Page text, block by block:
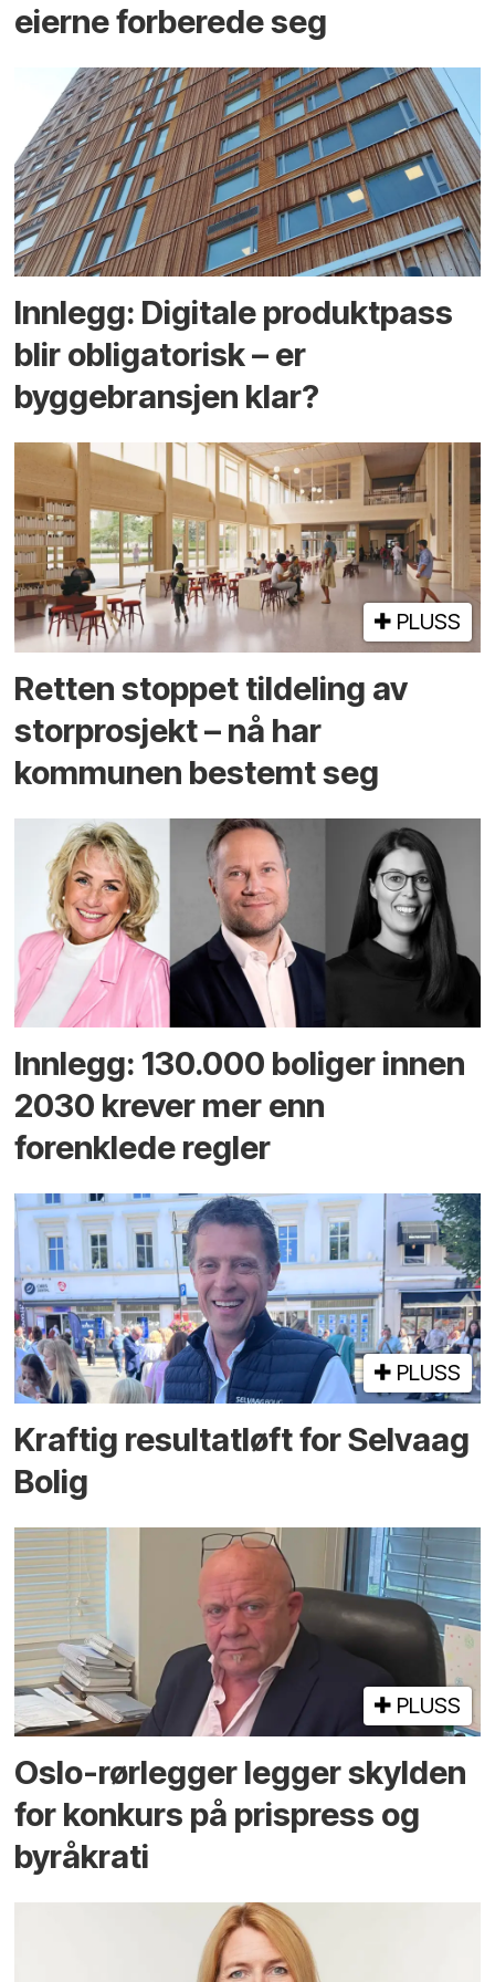
eierne forberede seg
Innlegg: Digitale produktpass
blir obligatorisk – er
byggebransjen klar?
PLUSS
Retten stoppet tildeling av
storprosjekt – nå har
kommunen bestemt seg
Innlegg: 130.000 boliger innen
2030 krever mer enn
forenklede regler
PLUSS
Kraftig resultatløft for Selvaag
Bolig
PLUSS
Oslo-rørlegger legger skylden
for konkurs på prispress og
byråkrati